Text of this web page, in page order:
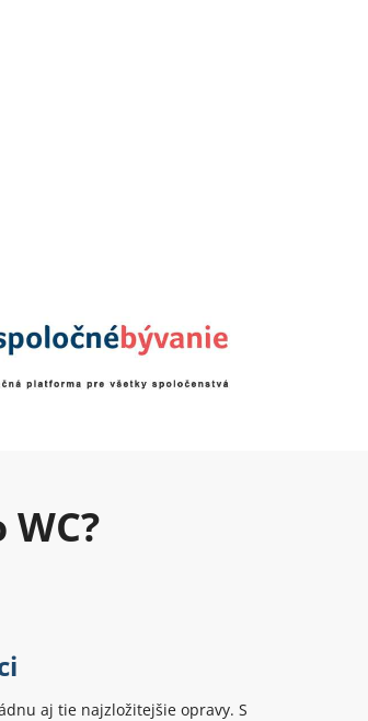
aj tie najzložitejšie opravy. S